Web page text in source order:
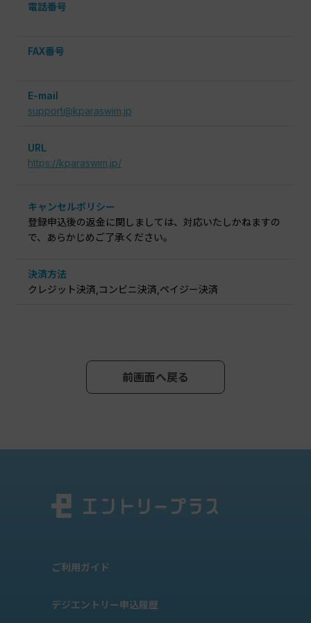
電話番号
FAX番号
E-mail
support@kparaswim.jp
URL
https://kparaswim.jp/
キャンセルポリシー
登録申込後の返金に関しましては、対応いたしかねますの
で、あらかじめご了承ください。
決済方法
クレジット決済,コンビニ決済,ペイジー決済
前画面へ戻る
ご利用ガイド
デジエントリー申込履歴